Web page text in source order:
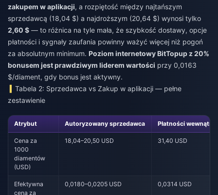
zakupem w aplikacji, a rozpiętość między najtańszym
sprzedawcą (18,04 $) a najdroższym (20,64 $) wynosi tylko
2,60 $ — to różnica na tyle mała, że szybkość dostawy, opcje
płatności i sygnały zaufania powinny ważyć więcej niż pogoń
za absolutnym minimum. Poziom internetowy BitTopup z 20%
bonusem jest prawdziwym liderem wartości przy 0,0163
$/diament, gdy bonus jest aktywny.
Tabela 2: Sprzedawca vs Zakup w aplikacji — pełne
zestawienie
Atrybut Autoryzowany sprzedawca Płatności
Cena za
1000
diamentów
(USD)
18,04–20,50 USD 31,40 USD
Efektywna
cena za
0,0180–0,0205 USD 0,0314 USD